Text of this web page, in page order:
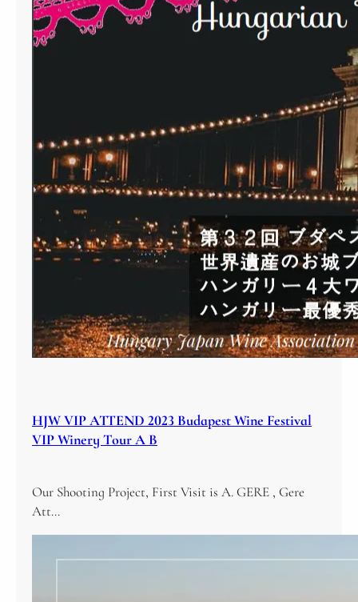
HJW VIP ATTEND 2023 Budapest Wine Festival
VIP Winery Tour A B
Our Shooting Project, First Visit is A. GERE , Gere
Att…